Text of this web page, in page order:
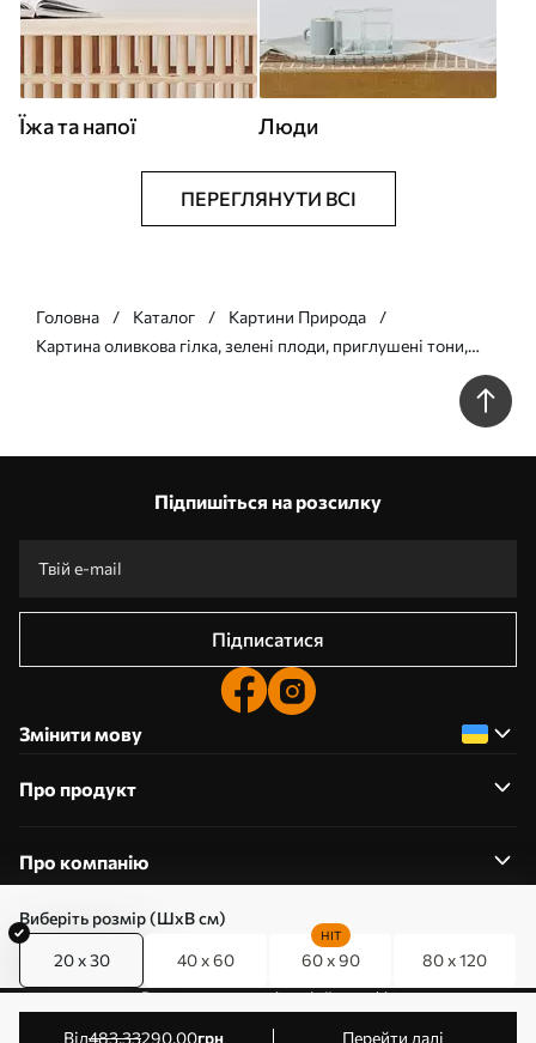
Виберіть розмір (ШхВ см)
20 x 30 40 x 60 60 x 90
HIT
80 x 120
від483.33290.00грн Перейти далі
Їжа та напої Люди
ПЕРЕГЛЯНУТИ ВСІ
Головна Каталог
Картини Природа
Картина оливкова гілка, зелені плоди, приглушені тони,
листя, мінімалізм, натуральний, олійний живопис, ботаніка
Підпишіться на розсилку
Підписатися
Змінити мову
Про продукт
Про компанію
0800357223
Редагування дозволів на файли cookie
© 2011-2026 Art-holst. Усі права захищені. Власник: